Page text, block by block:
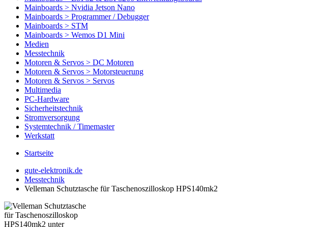
Mainboards > Nvidia Jetson Nano
Mainboards > Programmer / Debugger
Mainboards > STM
Mainboards > Wemos D1 Mini
Medien
Messtechnik
Motoren & Servos > DC Motoren
Motoren & Servos > Motorsteuerung
Motoren & Servos > Servos
Multimedia
PC-Hardware
Sicherheitstechnik
Stromversorgung
Systemtechnik / Timemaster
Werkstatt
Startseite
gute-elektronik.de
Messtechnik
Velleman Schutztasche für Taschenoszilloskop HPS140mk2